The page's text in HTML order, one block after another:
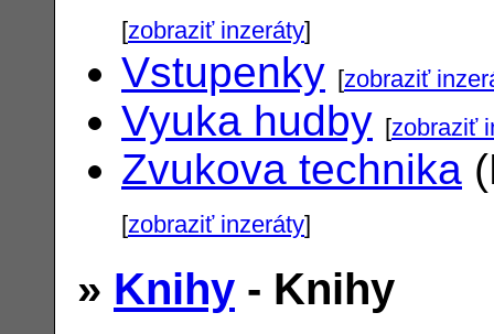
[zobraziť inzeráty]
Vstupenky [zobraziť
Vyuka hudby [zobraziť
Zvukova technika
[zobraziť inzeráty]
» Knihy - Knihy